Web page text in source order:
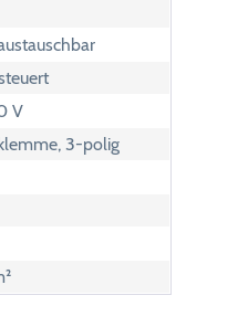
V
3-polig